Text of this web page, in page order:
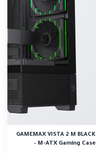
GAMEMAX VISTA 2 M BLACK
– M-ATX Gaming Case